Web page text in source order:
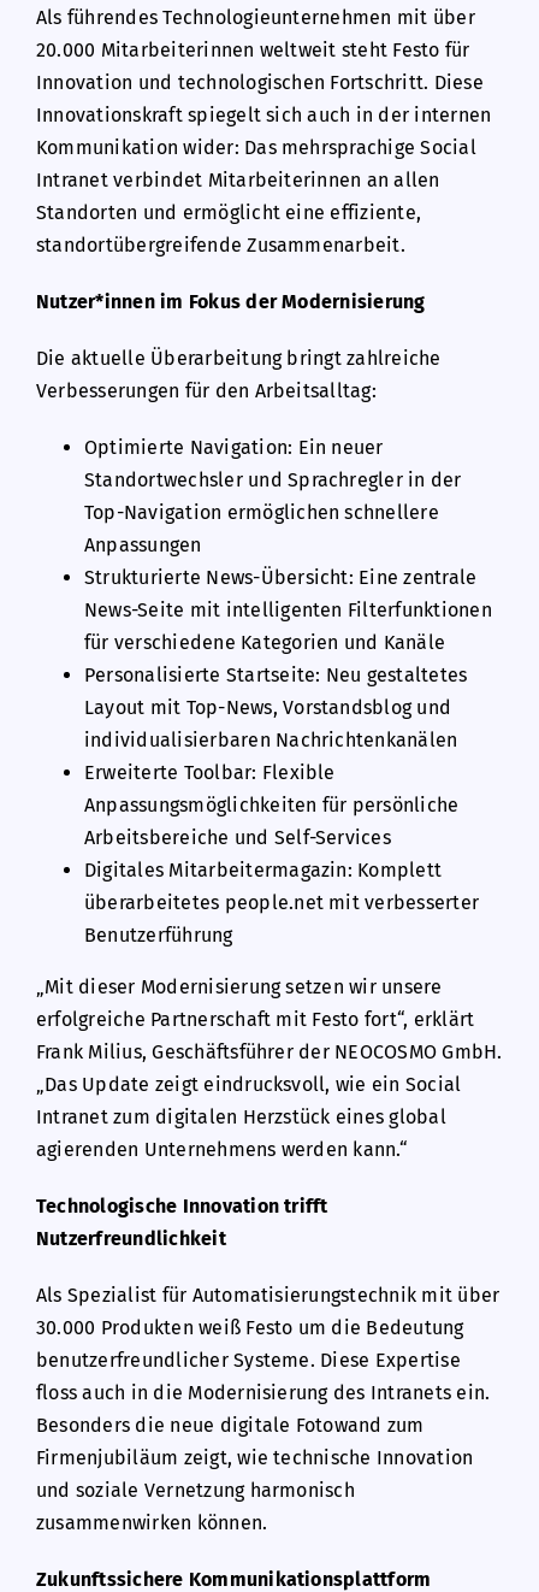
Als führendes Technologieunternehmen mit über
20.000 Mitarbeiterinnen weltweit steht Festo für
Innovation und technologischen Fortschritt. Diese
Innovationskraft spiegelt sich auch in der internen
Kommunikation wider: Das mehrsprachige Social
Intranet verbindet Mitarbeiterinnen an allen
Standorten und ermöglicht eine effiziente,
standortübergreifende Zusammenarbeit.
Nutzer*innen im Fokus der Modernisierung
Die aktuelle Überarbeitung bringt zahlreiche
Verbesserungen für den Arbeitsalltag:
Optimierte Navigation: Ein neuer
Standortwechsler und Sprachregler in der
Top-Navigation ermöglichen schnellere
Anpassungen
Strukturierte News-Übersicht: Eine zentrale
News-Seite mit intelligenten Filterfunktionen
für verschiedene Kategorien und Kanäle
Personalisierte Startseite: Neu gestaltetes
Layout mit Top-News, Vorstandsblog und
individualisierbaren Nachrichtenkanälen
Erweiterte Toolbar: Flexible
Anpassungsmöglichkeiten für persönliche
Arbeitsbereiche und Self-Services
Digitales Mitarbeitermagazin: Komplett
überarbeitetes people.net mit verbesserter
Benutzerführung
„Mit dieser Modernisierung setzen wir unsere
erfolgreiche Partnerschaft mit Festo fort“, erklärt
Frank Milius, Geschäftsführer der NEOCOSMO GmbH.
„Das Update zeigt eindrucksvoll, wie ein Social
Intranet zum digitalen Herzstück eines global
agierenden Unternehmens werden kann.“
Technologische Innovation trifft
Nutzerfreundlichkeit
Als Spezialist für Automatisierungstechnik mit über
30.000 Produkten weiß Festo um die Bedeutung
benutzerfreundlicher Systeme. Diese Expertise
floss auch in die Modernisierung des Intranets ein.
Besonders die neue digitale Fotowand zum
Firmenjubiläum zeigt, wie technische Innovation
und soziale Vernetzung harmonisch
zusammenwirken können.
Zukunftssichere Kommunikationsplattform